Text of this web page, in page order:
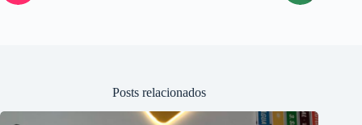
Posts relacionados